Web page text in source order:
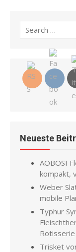
Search
Neueste
AOBOSI
kompakt,
Weber
mobile
Typhur
Rotisserie
Trisket